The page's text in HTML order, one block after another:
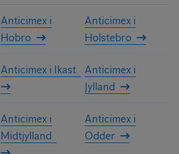
Anticimex i
Hobro
Anticimex i
Holstebro
Anticimex i Ikast
Anticimex i
Jylland
Anticimex i
Midtjylland
Anticimex i
Odder